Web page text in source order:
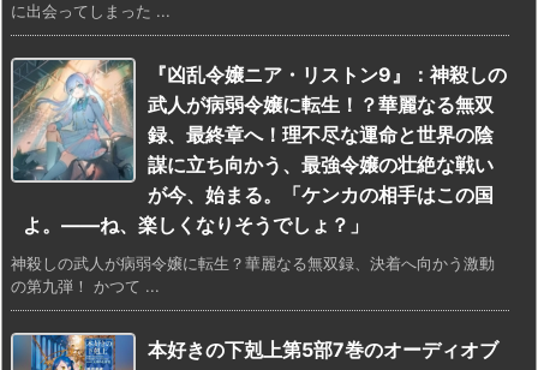
に出会ってしまった ...
『凶乱令嬢ニア・リストン9』：神殺しの
武人が病弱令嬢に転生！？華麗なる無双
録、最終章へ！理不尽な運命と世界の陰
謀に立ち向かう、最強令嬢の壮絶な戦い
が今、始まる。「ケンカの相手はこの国
よ。――ね、楽しくなりそうでしょ？」
神殺しの武人が病弱令嬢に転生？華麗なる無双録、決着へ向かう激動
の第九弾！ かつて ...
本好きの下剋上第5部7巻のオーディオブ